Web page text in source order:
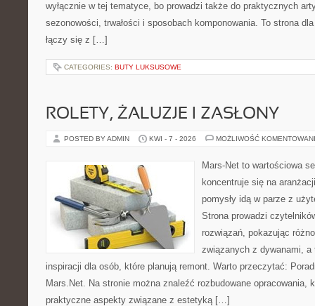
wyłącznie w tej tematyce, bo prowadzi także do praktycznych
sezonowości, trwałości i sposobach komponowania. To strona
łączy się z […]
CATEGORIES: BUTY LUKSUSOWE
ROLETY, ŻALUZJE I ZASŁONY
POSTED BY ADMIN KWI - 7 - 2026 MOŻLIWOŚĆ
Mars-Net to wartościowa
koncentruje się na
pomysły idą w parze z
Strona prowadzi
rozwiązań, pokazując
związanych z dywanami, a
inspiracji dla osób, które planują remont. Warto przeczytać:
Mars.Net. Na stronie można znaleźć rozbudowane opracowania,
praktyczne aspekty związane z estetyką […]